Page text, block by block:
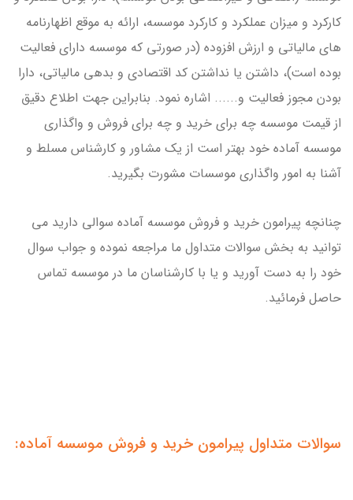
کارکرد و میزان عملکرد و کارکرد موسسه، ارائه به موقع اظهارنامه
های مالیاتی و ارزش افزوده (در صورتی که موسسه دارای فعالیت
بوده است)، داشتن یا نداشتن کد اقتصادی و بدهی مالیاتی، دارا
بودن مجوز فعالیت و...... اشاره نمود. بنابراین جهت اطلاع دقیق
از قیمت موسسه چه برای خرید و چه برای فروش و واگذاری
موسسه آماده خود بهتر است از یک مشاور و کارشناس مسلط و
آشنا به امور واگذاری موسسات مشورت بگیرید.
چنانچه پیرامون خرید و فروش موسسه آماده سوالی دارید می
توانید به بخش سوالات متداول ما مراجعه نموده و جواب سوال
خود را به دست آورید و یا با کارشناسان ما در موسسه تماس
حاصل فرمائید.
سوالات متداول پیرامون خرید و فروش موسسه آماده: